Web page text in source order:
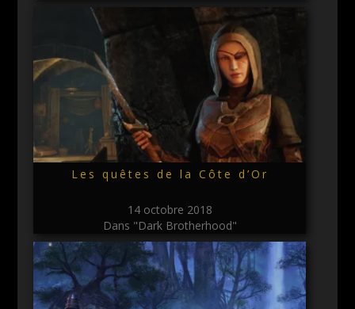
Les quêtes de la Côte d’Or
14 octobre 2018
Dans "Dark Brotherhood"